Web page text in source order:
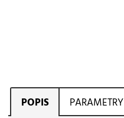
POPIS PARAMETRY